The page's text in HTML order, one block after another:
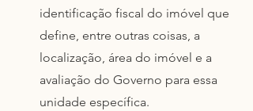
identificação fiscal do imóvel que
define, entre outras coisas, a
localização, área do imóvel e a
avaliação do Governo para essa
unidade específica.